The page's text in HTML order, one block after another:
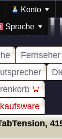
Konto
Sprache
Fernseher